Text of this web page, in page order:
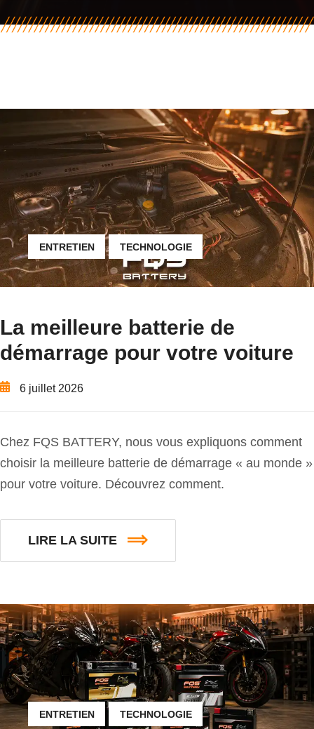
ENTRETIEN TECHNOLOGIE
La meilleure batterie de
démarrage pour votre voiture
6 juillet 2026
Chez FQS BATTERY, nous vous expliquons comment
choisir la meilleure batterie de démarrage « au monde »
pour votre voiture. Découvrez comment.
LIRE LA SUITE
ENTRETIEN TECHNOLOGIE